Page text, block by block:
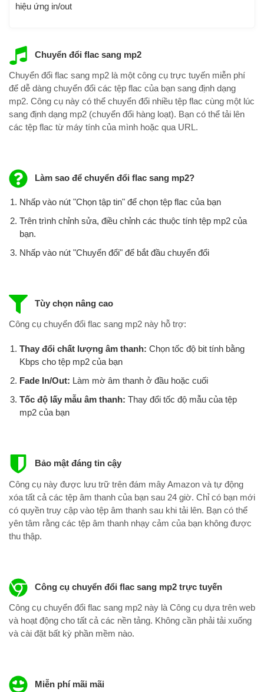
hiệu ứng in/out
Chuyển đổi flac sang mp2
Chuyển đổi flac sang mp2 là một công cụ trực tuyến miễn phí
để dễ dàng chuyển đổi các tệp flac của bạn sang định dạng
mp2. Công cụ này có thể chuyển đổi nhiều tệp flac cùng một lúc
sang định dạng mp2 (chuyển đổi hàng loạt). Bạn có thể tải lên
các tệp flac từ máy tính của mình hoặc qua URL.
Làm sao để chuyển đổi flac sang mp2?
Nhấp vào nút "Chọn tập tin" để chọn tệp flac của bạn
Trên trình chỉnh sửa, điều chỉnh các thuộc tính tệp mp2 của
bạn.
Nhấp vào nút "Chuyển đổi" để bắt đầu chuyển đổi
Tùy chọn nâng cao
Công cụ chuyển đổi flac sang mp2 này hỗ trợ:
Thay đổi chất lượng âm thanh: Chọn tốc độ bit tính bằng
Kbps cho tệp mp2 của bạn
Fade In/Out: Làm mờ âm thanh ở đầu hoặc cuối
Tốc độ lấy mẫu âm thanh: Thay đổi tốc độ mẫu của tệp
mp2 của bạn
Bảo mật đáng tin cậy
Công cụ này được lưu trữ trên đám mây Amazon và tự động
xóa tất cả các tệp âm thanh của bạn sau 24 giờ. Chỉ có bạn mới
có quyền truy cập vào tệp âm thanh sau khi tải lên. Bạn có thể
yên tâm rằng các tệp âm thanh nhạy cảm của bạn không được
thu thập.
Công cụ chuyển đổi flac sang mp2 trực tuyến
Công cụ chuyển đổi flac sang mp2 này là Công cụ dựa trên web
và hoạt động cho tất cả các nền tảng. Không cần phải tải xuống
và cài đặt bất kỳ phần mềm nào.
Miễn phí mãi mãi